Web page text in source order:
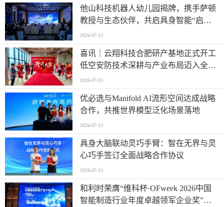
他山科技机器人幼儿园揭牌，携手萨顿
教授与生态伙伴，共启具身智能“启蒙
时代”
2026-07-13
喜讯｜云翔科技合肥研产基地正式开工
低空安防技术深耕与产业布局迈入全新
阶段
2026-07-13
优必选与Manifold AI流形空间达成战略
合作，共推世界模型泛化场景落地
2026-07-13
具身大脑联动灵巧手臂：智在无界与灵
心巧手签订全面战略合作协议
2026-07-13
和利时荣膺“维科杯·OFweek 2026中国
智能制造行业年度卓越领军企业奖”，